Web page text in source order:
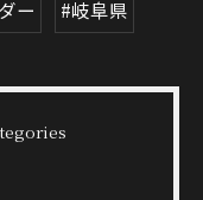
ー #岐阜県